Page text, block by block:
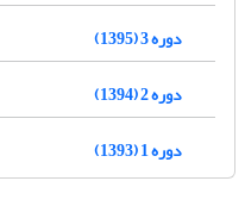
دوره 3 (1395)
دوره 2 (1394)
دوره 1 (1393)